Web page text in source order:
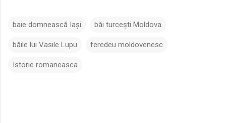
baie domnească Iași băi turcești Moldova
băile lui Vasile Lupu feredeu moldovenesc
Istorie romaneasca